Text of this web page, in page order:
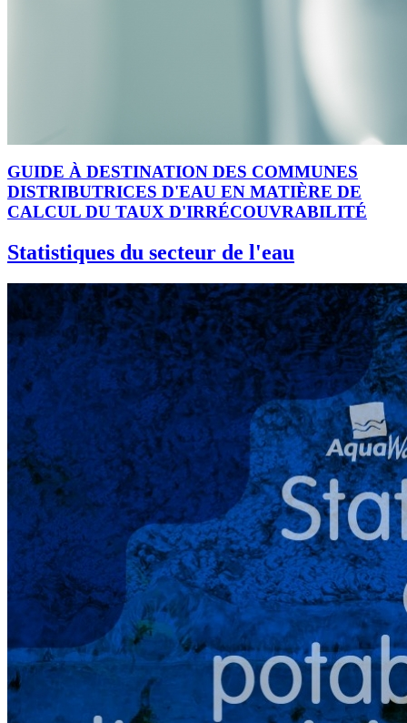
GUIDE À DESTINATION DES COMMUNES
DISTRIBUTRICES D'EAU EN MATIÈRE DE
CALCUL DU TAUX D'IRRÉCOUVRABILITÉ
Statistiques du secteur de l'eau